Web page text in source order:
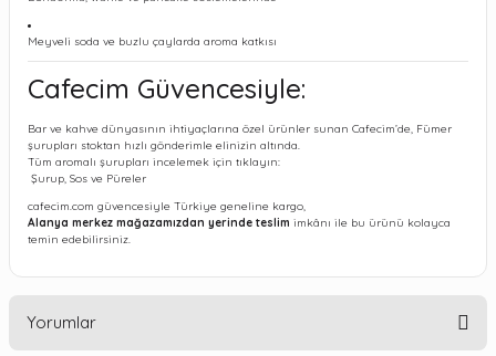
Meyveli soda ve buzlu çaylarda aroma katkısı
Cafecim Güvencesiyle:
Bar ve kahve dünyasının ihtiyaçlarına özel ürünler sunan Cafecim’de, Fümer
şurupları stoktan hızlı gönderimle elinizin altında.
Tüm aromalı şurupları incelemek için tıklayın:
Şurup, Sos ve Püreler
cafecim.com güvencesiyle Türkiye geneline kargo,
Alanya merkez mağazamızdan yerinde teslim imkânı ile bu ürünü kolayca
temin edebilirsiniz.
Yorumlar